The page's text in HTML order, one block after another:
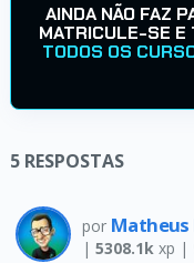
AINDA NÃO FAZ
MATRICULE-SE
TODOS OS
5 RESPOSTAS
por
| 5308.1k xp |